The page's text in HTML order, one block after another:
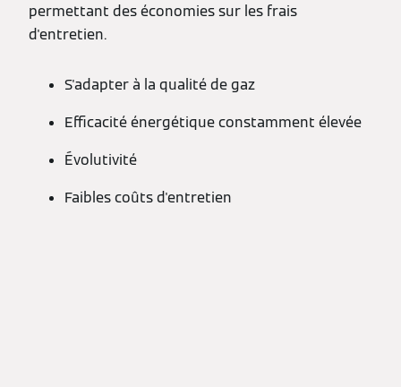
permettant des économies sur les frais
d'entretien.
S'adapter à la qualité de gaz
Efficacité énergétique constamment élevée
Évolutivité
Faibles coûts d'entretien